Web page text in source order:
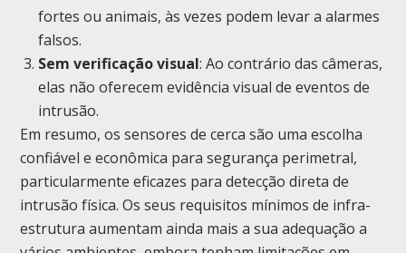
fortes ou animais, às vezes podem levar a alarmes
falsos.
Sem verificação visual: Ao contrário das câmeras,
elas não oferecem evidência visual de eventos de
intrusão.
Em resumo, os sensores de cerca são uma escolha
confiável e econômica para segurança perimetral,
particularmente eficazes para detecção direta de
intrusão física. Os seus requisitos mínimos de infra-
estrutura aumentam ainda mais a sua adequação a